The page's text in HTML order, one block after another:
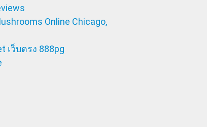
Online Chicago,
เว็บตรง 888pg